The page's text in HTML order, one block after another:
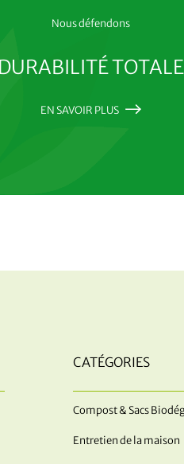
Nous défendons
DURABILITÉ TOTALE
EN SAVOIR PLUS
CATÉGORIES
Compost & Sacs
Entretien de la maison